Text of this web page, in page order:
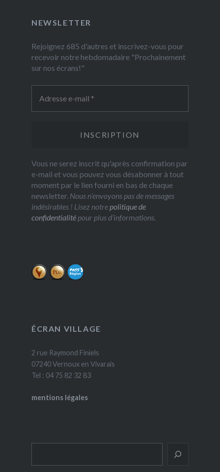
NEWSLETTER
Rejoignez 685 d'autres et inscrivez-vous pour
recevoir notre hebdomadaire "Prochainement
sur nos écrans!"
Vous ne serez inscrit qu'après confirmation par
e-mail et vous pouvez vous désabonner à tout
moment par le lien fourni en bas de chaque
newsletter. Nous n’envoyons pas de messages
indésirables ! Lisez notre politique de
confidentialitépour plus d’informations.
ÉCRAN VILLAGE
2 rue Raymond Finiels
07240 Vernoux en Vivarais
Tel : 04 75 82 32 83
mentions légales